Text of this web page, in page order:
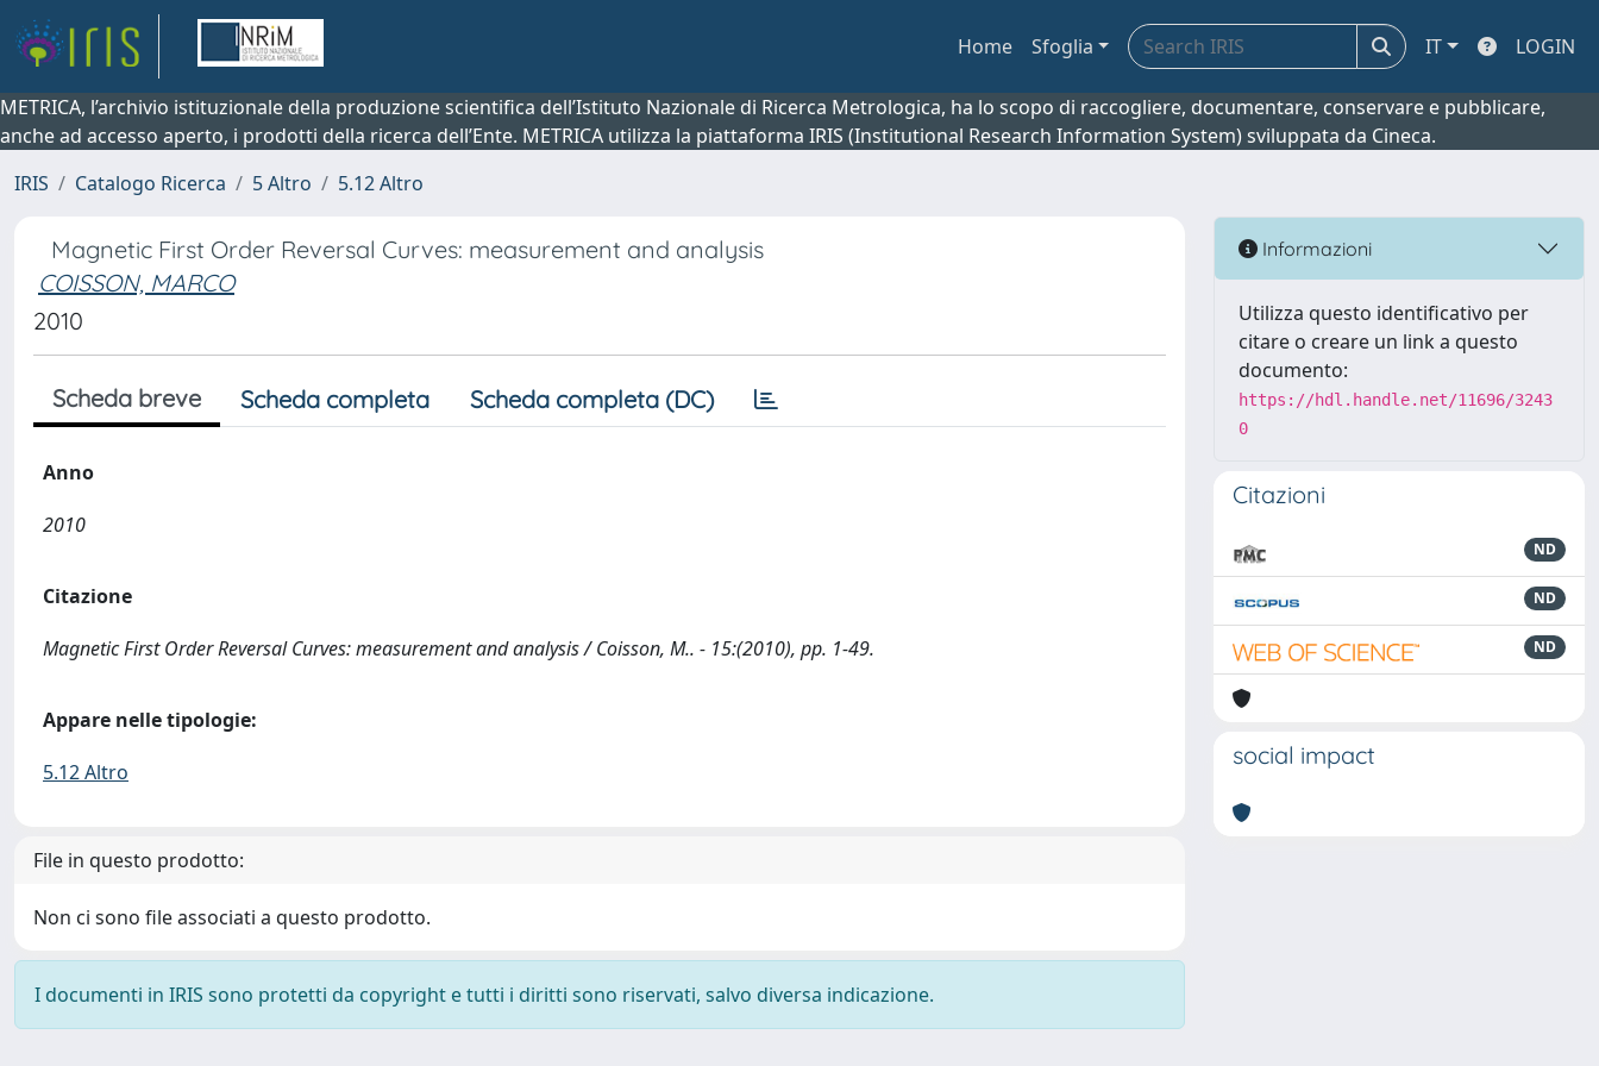
Home Sfoglia IT LOGIN
METRICA, l’archivio istituzionale della produzione scientifica dell’Istituto Nazionale di Ricerca Metrologica, ha lo scopo di raccogliere, documentare, conservare e pubblicare,
anche ad accesso aperto, i prodotti della ricerca dell’Ente. METRICA utilizza la piattaforma IRIS (Institutional Research Information System) sviluppata da Cineca.
IRIS
Catalogo Ricerca 5 Altro 5.12 Altro
Magnetic First Order Reversal Curves: measurement and analysis
COISSON, MARCO
2010
Scheda breve Scheda completa Scheda completa (DC)
Anno
2010
Citazione
Magnetic First Order Reversal Curves: measurement and analysis / Coisson, M.. - 15:(2010), pp. 1-49.
Appare nelle tipologie:
5.12 Altro
File in questo prodotto:
Non ci sono file associati a questo prodotto.
I documenti in IRIS sono protetti da copyright e tutti i diritti sono riservati, salvo diversa indicazione.
Informazioni
Utilizza questo identificativo per
citare o creare un link a questo
documento:
https://hdl.handle.net/11696/3243
0
Citazioni
ND
ND
ND
social impact